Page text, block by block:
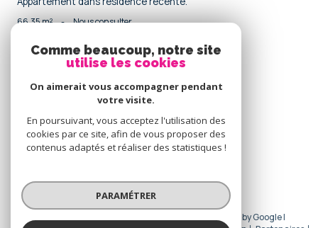
66,35 m² - Nous consulter
connecter
espace propriétaire
Nous
© 2026 | Tous droits réservés | Traduction powered by Google |
Comme beaucoup, notre site
utilise les cookies
On aimerait vous accompagner pendant
votre visite.
En poursuivant, vous acceptez l'utilisation des
cookies par ce site, afin de vous proposer des
contenus adaptés et réaliser des statistiques !
PARAMÉTRER